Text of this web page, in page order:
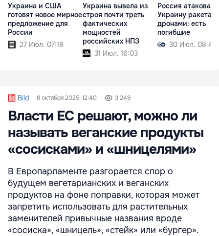
Украина и США
готовят новое мирное
предложение для
России
27 Июл. 07:18
Украина вывела из
строя почти треть
фактических
мощностей
российских НПЗ
31 Июл. 16:03
Россия атаковала
Украину
дронами: есть
погибшие
30 Июл. 08:45
Bild 8 октября 2025, 12:40 3 249
Власти ЕС решают, можно ли
называть веганские продукты
«сосисками» и «шницелями»
В Европарламенте разгорается спор о
будущем вегетарианских и веганских
продуктов на фоне поправки, которая может
запретить использовать для растительных
заменителей привычные названия вроде
«сосиска», «шницель», «стейк» или «бургер».